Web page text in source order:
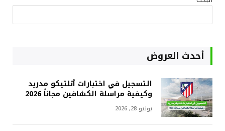
أحدث العروض
التسجيل في اختبارات أتلتيكو مدريد
وكيفية مراسلة الكشافين مجاناً 2026
يونيو 28, 2026